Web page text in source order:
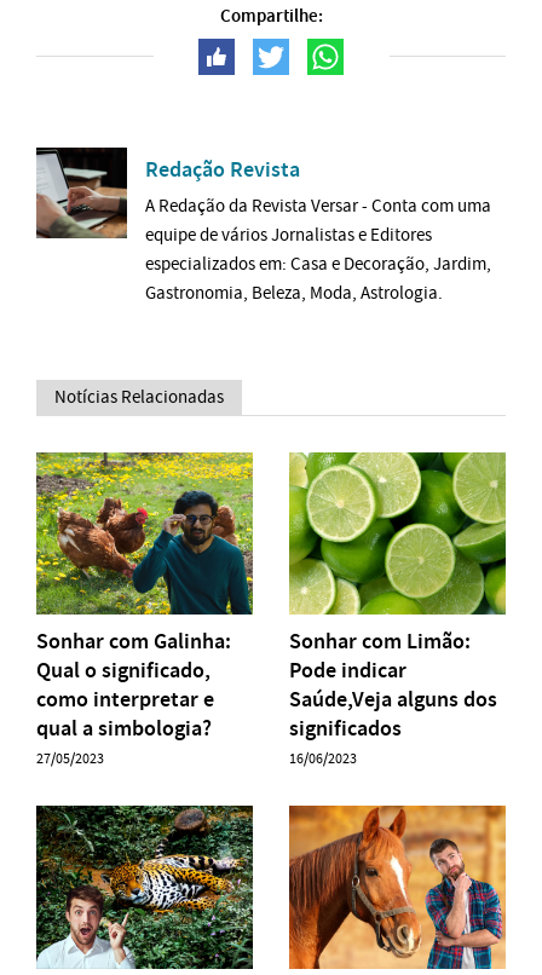
Compartilhe:
Redação Revista
A Redação da Revista Versar - Conta com uma
equipe de vários Jornalistas e Editores
especializados em: Casa e Decoração, Jardim,
Gastronomia, Beleza, Moda, Astrologia.
Notícias Relacionadas
Sonhar com Galinha:
Qual o significado,
como interpretar e
qual a simbologia?
27/05/2023
Sonhar com Limão:
Pode indicar
Saúde,Veja alguns dos
significados
16/06/2023